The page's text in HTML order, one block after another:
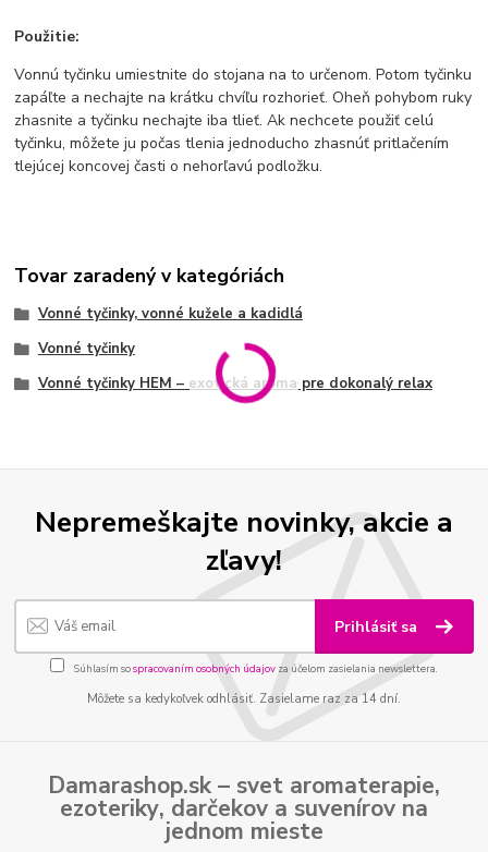
Použitie:
Vonnú tyčinku umiestnite do stojana na to určenom. Potom tyčinku
zapáľte a nechajte na krátku chvíľu rozhorieť. Oheň pohybom ruky
zhasnite a tyčinku nechajte iba tlieť. Ak nechcete použiť celú
tyčinku, môžete ju počas tlenia jednoducho zhasnúť pritlačením
tlejúcej koncovej časti o nehorľavú podložku.
Tovar zaradený v kategóriách
Vonné tyčinky, vonné kužele a kadidlá
Vonné tyčinky
Vonné tyčinky HEM – exotická aróma pre dokonalý relax
Nepremeškajte novinky, akcie a
zľavy!
Prihlásiť sa
Súhlasím sospracovaním osobných údajov za účelom zasielania newslettera.
Môžete sa kedykoľvek odhlásiť. Zasielame raz za 14 dní.
Damarashop.sk – svet aromaterapie,
ezoteriky, darčekov a suvenírov na
jednom mieste